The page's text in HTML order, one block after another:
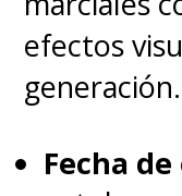
Prime
Dr. Noa
con las seis
efectos
generación.
Fecha